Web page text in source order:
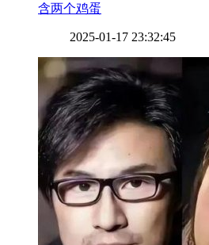
含两个鸡蛋
2025-01-17 23:32:45